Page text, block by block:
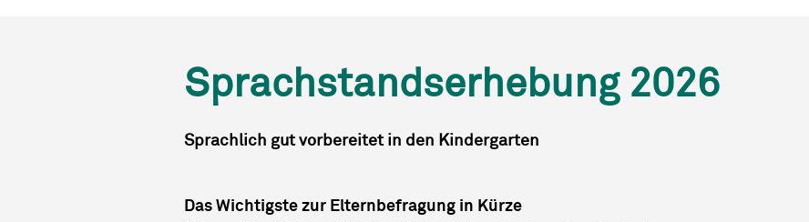
Sprachstandserhebung 2026
Sprachlich gut vorbereitet in den Kindergarten
Das Wichtigste zur Elternbefragung in Kürze